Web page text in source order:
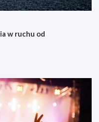
w ruchu od